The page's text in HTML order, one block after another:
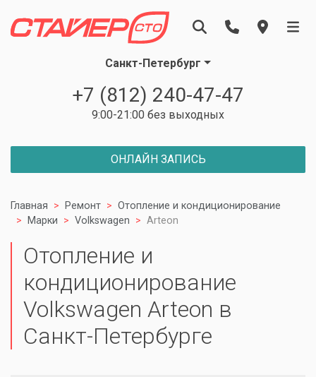
Санкт-Петербург
+7 (812) 240-47-47
9:00-21:00 без выходных
ОНЛАЙН ЗАПИСЬ
Главная Ремонт
Отопление и кондиционирование
Марки
Volkswagen Arteon
Отопление и
кондиционирование
Volkswagen Arteon в
Санкт-Петербурге